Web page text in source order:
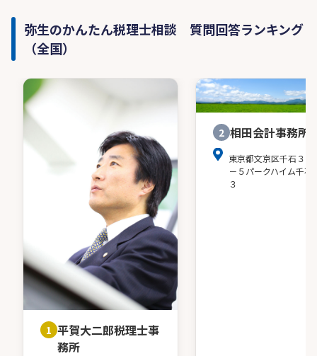
弥生のかんたん税理士相談 質問回答ランキング
（全国）
1 平賀大二郎税理士事
務所
2 相田会計事務所
東京都文京区千石３－
－５パークハイム千石
３